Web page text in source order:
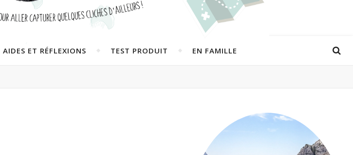
AIDES ET RÉFLEXIONS TEST PRODUIT EN FAMILLE